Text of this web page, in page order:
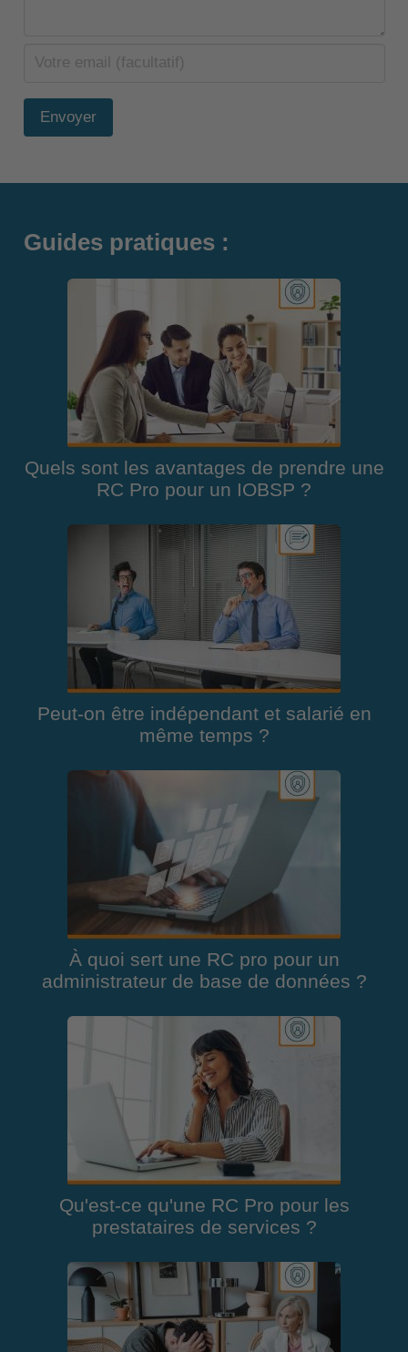
Envoyer
Guides pratiques :
Quels sont les avantages de prendre une
RC Pro pour un IOBSP ?
Peut-on être indépendant et salarié en
même temps ?
À quoi sert une RC pro pour un
administrateur de base de données ?
Qu'est-ce qu'une RC Pro pour les
prestataires de services ?